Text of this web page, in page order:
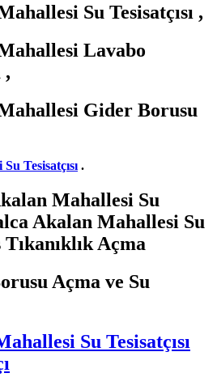
Su Tesisatçısı ,
Lavabo
,
Gider Borusu
Tesisatçısı.
Mahallesi Su
Akalan Mahallesi Su
Tıkanıklık Açma
Açma ve Su
Su Tesisatçısı